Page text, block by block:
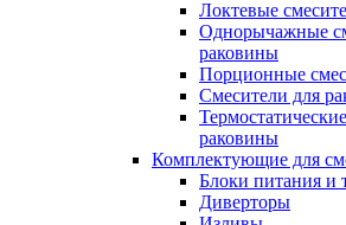
Локтевые
Однорычажные
раковины
Порционные
Смесители для
раковины
Комплектующие для
Блоки питания и
Диверторы